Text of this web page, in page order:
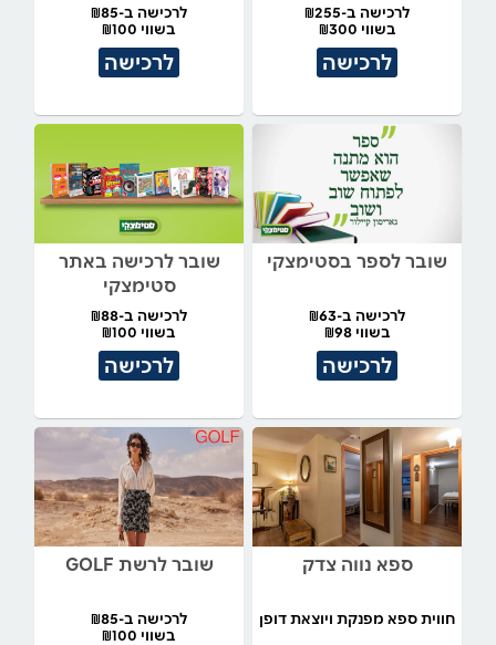
לרכישה ב-₪255
בשווי ₪300
לרכישה
לרכישה ב-₪85
בשווי ₪100
לרכישה
שובר לספר בסטימצקי
לרכישה ב-₪63
בשווי ₪98
לרכישה
שובר לרכישה באתר
סטימצקי
לרכישה ב-₪88
בשווי ₪100
לרכישה
ספא נווה צדק
חווית ספא מפנקת ויוצאת דופן
שובר לרשת GOLF
לרכישה ב-₪85
בשווי ₪100